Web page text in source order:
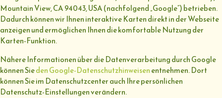
Mountain View, CA 94043, USA (nachfolgend „Google“) betrieben.
Dadurch können wir Ihnen interaktive Karten direkt in der Webseite
anzeigen und ermöglichen Ihnen die komfortable Nutzung der
Karten-Funktion.
Nähere Informationen über die Datenverarbeitung durch Google
können Sieden Google-Datenschutzhinweisenentnehmen. Dort
können Sie im Datenschutzcenter auch Ihre persönlichen
Datenschutz-Einstellungen verändern.